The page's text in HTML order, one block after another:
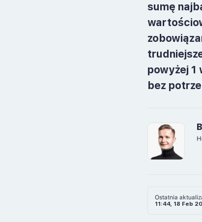
sumę
powyżej 1
bez
Ostatnia
11:44, 18 Feb